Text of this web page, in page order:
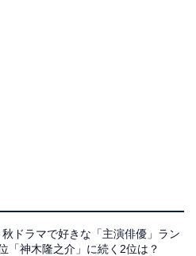
秋ドラマで好きな「主演俳優」ラン
「神木隆之介」に続く2位は？